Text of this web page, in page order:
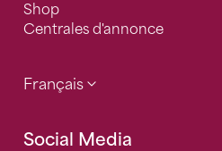
Shop
Centrales d'annonce
Français
Social Media